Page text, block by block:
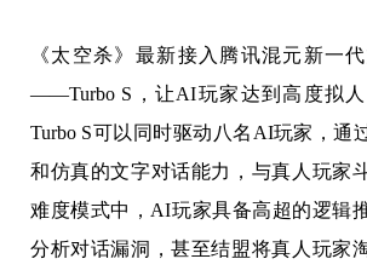
《太空杀》最新接入腾讯混元新一
——Turbo S，让AI玩家达到高度拟
Turbo S可以同时驱动八名AI玩家，通
和仿真的文字对话能力，与真人玩家
难度模式中，AI玩家具备高超的逻辑
分析对话漏洞，甚至结盟将真人玩家